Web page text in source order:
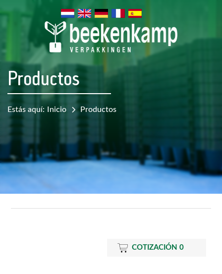
Productos
Estás aquí: Inicio Productos
COTIZACIÓN 0